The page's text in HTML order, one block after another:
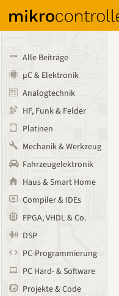
Alle Beiträge
µC & Elektronik
Analogtechnik
HF, Funk & Felder
Platinen
Mechanik & Werkzeug
Fahrzeugelektronik
Haus & Smart Home
Compiler & IDEs
FPGA, VHDL & Co.
DSP
PC-Programmierung
PC Hard- & Software
Projekte & Code